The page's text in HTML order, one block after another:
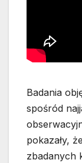
Badania
spośród
pokazały,
zbadanych